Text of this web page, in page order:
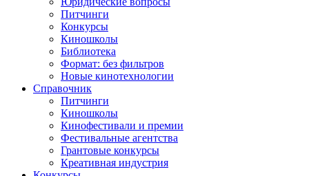
Питчинги
Конкурсы
Киношколы
Библиотека
Формат: без фильтров
Новые кинотехнологии
Справочник
Питчинги
Киношколы
Кинофестивали и премии
Фестивальные агентства
Грантовые конкурсы
Креативная индустрия